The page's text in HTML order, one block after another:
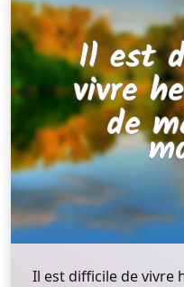
Il est difficile de vivre